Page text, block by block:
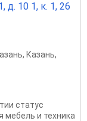
д. 10 1, к. 1, 26
, Казань,
статус
мебель и теxникa